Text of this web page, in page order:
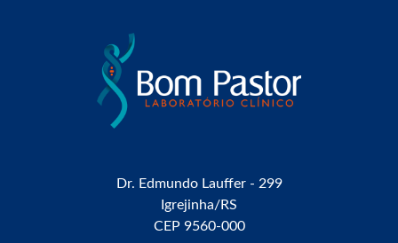
Dr. Edmundo Lauffer - 299
Igrejinha/RS
CEP 9560-000